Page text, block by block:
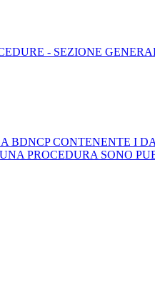
- SEZIONE
BDNCP CONTENENTE I
PROCEDURA SONO